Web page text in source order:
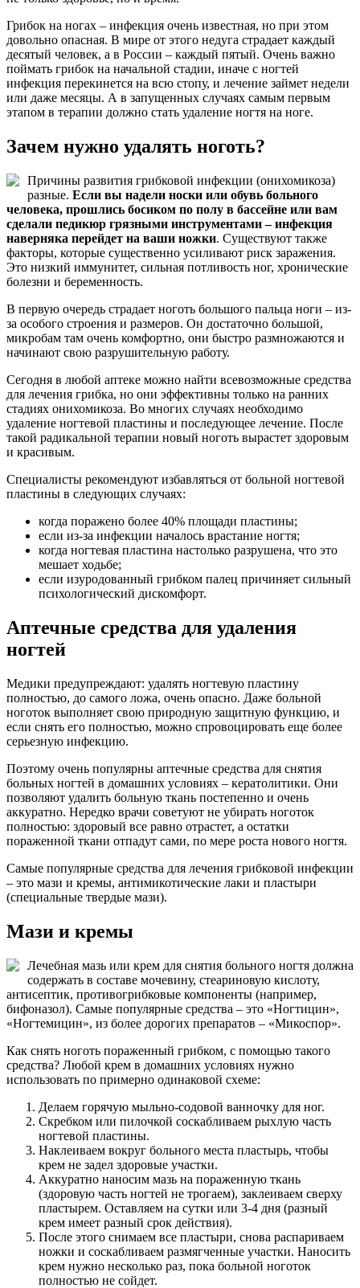
Грибок на ногах – инфекция очень известная, но при этом
довольно опасная. В мире от этого недуга страдает каждый
десятый человек, а в России – каждый пятый. Очень важно
поймать грибок на начальной стадии, иначе с ногтей
инфекция перекинется на всю стопу, и лечение займет недели
или даже месяцы. А в запущенных случаях самым первым
этапом в терапии должно стать удаление ногтя на ноге.
Зачем нужно удалять ноготь?
Причины развития грибковой инфекции (онихомикоза)
разные. Если вы надели носки или обувь больного
человека, прошлись босиком по полу в бассейне или вам
сделали педикюр грязными инструментами – инфекция
наверняка перейдет на ваши ножки. Существуют также
факторы, которые существенно усиливают риск заражения.
Это низкий иммунитет, сильная потливость ног, хронические
болезни и беременность.
В первую очередь страдает ноготь большого пальца ноги – из-
за особого строения и размеров. Он достаточно большой,
микробам там очень комфортно, они быстро размножаются и
начинают свою разрушительную работу.
Сегодня в любой аптеке можно найти всевозможные средства
для лечения грибка, но они эффективны только на ранних
стадиях онихомикоза. Во многих случаях необходимо
удаление ногтевой пластины и последующее лечение. После
такой радикальной терапии новый ноготь вырастет здоровым
и красивым.
Специалисты рекомендуют избавляться от больной ногтевой
пластины в следующих случаях:
когда поражено более 40% площади пластины;
если из-за инфекции началось врастание ногтя;
когда ногтевая пластина настолько разрушена, что это
мешает ходьбе;
если изуродованный грибком палец причиняет сильный
психологический дискомфорт.
Аптечные средства для удаления
ногтей
Медики предупреждают: удалять ногтевую пластину
полностью, до самого ложа, очень опасно. Даже больной
ноготок выполняет свою природную защитную функцию, и
если снять его полностью, можно спровоцировать еще более
серьезную инфекцию.
Поэтому очень популярны аптечные средства для снятия
больных ногтей в домашних условиях – кератолитики. Они
позволяют удалить больную ткань постепенно и очень
аккуратно. Нередко врачи советуют не убирать ноготок
полностью: здоровый все равно отрастет, а остатки
пораженной ткани отпадут сами, по мере роста нового ногтя.
Самые популярные средства для лечения грибковой инфекции
– это мази и кремы, антимикотические лаки и пластыри
(специальные твердые мази).
Мази и кремы
Лечебная мазь или крем для снятия больного ногтя должна
содержать в составе мочевину, стеариновую кислоту,
антисептик, противогрибковые компоненты (например,
бифоназол). Самые популярные средства – это «Ногтицин»,
«Ногтемицин», из более дорогих препаратов – «Микоспор».
Как снять ноготь пораженный грибком, с помощью такого
средства? Любой крем в домашних условиях нужно
использовать по примерно одинаковой схеме:
Делаем горячую мыльно-содовой ванночку для ног.
Скребком или пилочкой соскабливаем рыхлую часть
ногтевой пластины.
Наклеиваем вокруг больного места пластырь, чтобы
крем не задел здоровые участки.
Аккуратно наносим мазь на пораженную ткань
(здоровую часть ногтей не трогаем), заклеиваем сверху
пластырем. Оставляем на сутки или 3-4 дня (разный
крем имеет разный срок действия).
После этого снимаем все пластыри, снова распариваем
ножки и соскабливаем размягченные участки. Наносить
крем нужно несколько раз, пока больной ноготок
полностью не сойдет.